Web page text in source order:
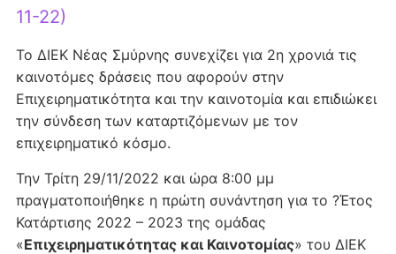
11-22)
Το ΔΙΕΚ Νέας Σμύρνης συνεχίζει για 2η χρονιά τις
καινοτόμες δράσεις που αφορούν στην
Επιχειρηματικότητα και την καινοτομία και επιδιώκει
την σύνδεση των καταρτιζόμενων με τον
επιχειρηματικό κόσμο.
Την Τρίτη 29/11/2022 και ώρα 8:00 μμ
πραγματοποιήθηκε η πρώτη συνάντηση για το ?Έτος
Κατάρτισης 2022 – 2023 της ομάδας
«Επιχειρηματικότητας και Καινοτομίας» του ΔΙΕΚ